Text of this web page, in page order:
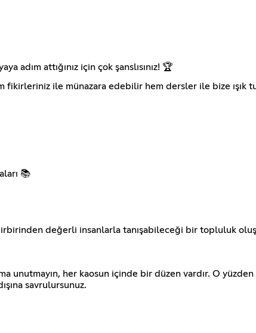
attığınız için çok şanslısınız! 🏆
ile münazara edebilir hem dersler ile bize ışık
📚
değerli insanlarla tanışabileceği bir topluluk
unutmayın, her kaosun içinde bir düzen vardır. O
savrulursunuz.